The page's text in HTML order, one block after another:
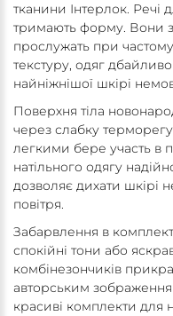
тканини Інтерлок. Речі
тримають форму. Вони
прослужать при
текстуру, одяг
найніжнішої шкірі
Поверхня тіла
через слабку
легкими бере участь в
натільного одягу
дозволяє дихати шкірі
повітря.
Забарвлення в
спокійні тони або
комбінезончиків
авторським
красиві комплекти для